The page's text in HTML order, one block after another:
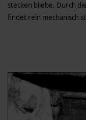
stecken bliebe. Durch
findet rein mechanisch